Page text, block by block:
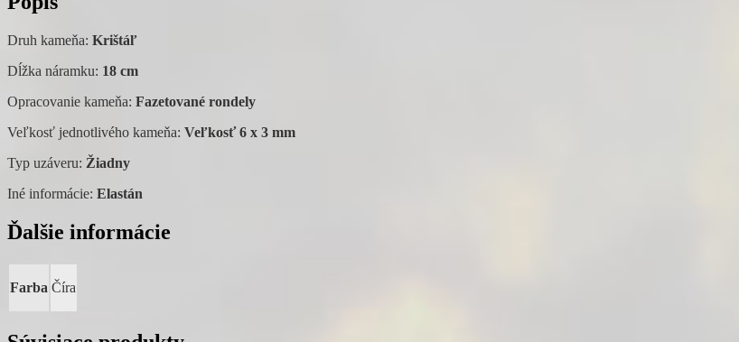
Druh kameňa: Krištáľ
Dĺžka náramku: 18 cm
Opracovanie kameňa: Fazetované rondely
Veľkosť jednotlivého kameňa: Veľkosť 6 x 3 mm
Typ uzáveru: Žiadny
Iné informácie: Elastán
Ďalšie informácie
Farba Číra